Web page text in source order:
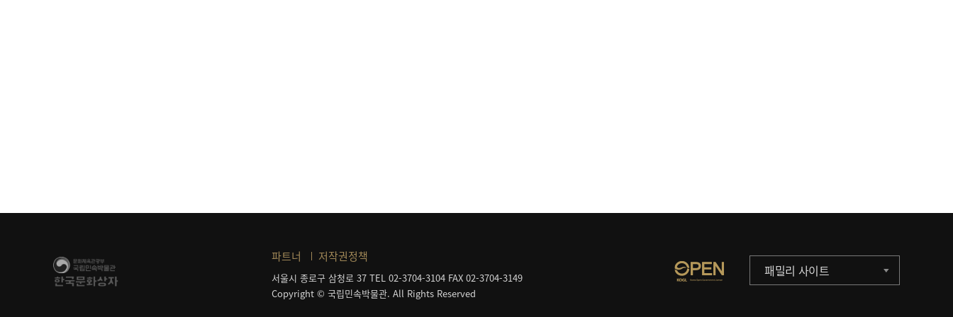
파트너 저작권정책
서울시 종로구 삼청로 37 TEL 02-3704-3104 FAX 02-3704-3149
Copyright © 국립민속박물관. All Rights Reserved
패밀리 사이트